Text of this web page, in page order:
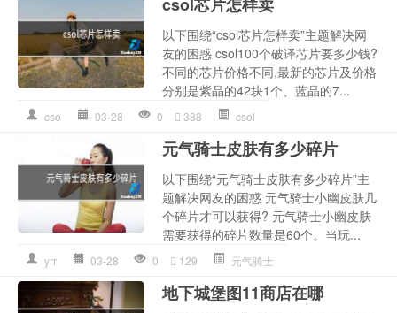
以下围绕“csol芯片怎样卖”主题解决网
友的困惑 csol100个破译芯片要多少钱?
不同的芯片价格不同,最新的芯片及价格
分别是紫晶的42块1个、蓝晶的7...
cso 03-28 0 388 csol
元气骑士皮肤有多少碎片
以下围绕“元气骑士皮肤有多少碎片”主
题解决网友的困惑 元气骑士小幽皮肤几
个碎片才可以获得? 元气骑士小幽皮肤
需要获得的碎片数量是60个。当玩...
yrr 03-28 0 129 元气骑士
地下城堡图11商店在哪